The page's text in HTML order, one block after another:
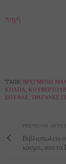
πηγή
TAGS: ΒΡΕΓΜΈΝΟ
ΚΌΛΠΑ,
ΣΟΥΦΛΈ, ΤΡΑΓΑΝΈΣ
PREVIOUS
Βιβλιοπωλείο
κόσμο, από